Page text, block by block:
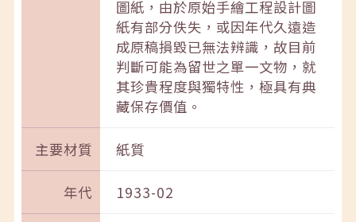
圖紙，由於原始手繪工程設計圖
紙有部分佚失，或因年代久遠造
成原稿損毀已無法辨識，故目前
判斷可能為留世之單一文物，就
其珍貴程度與獨特性，極具有典
藏保存價值。
主要材質 紙質
年代 1933-02